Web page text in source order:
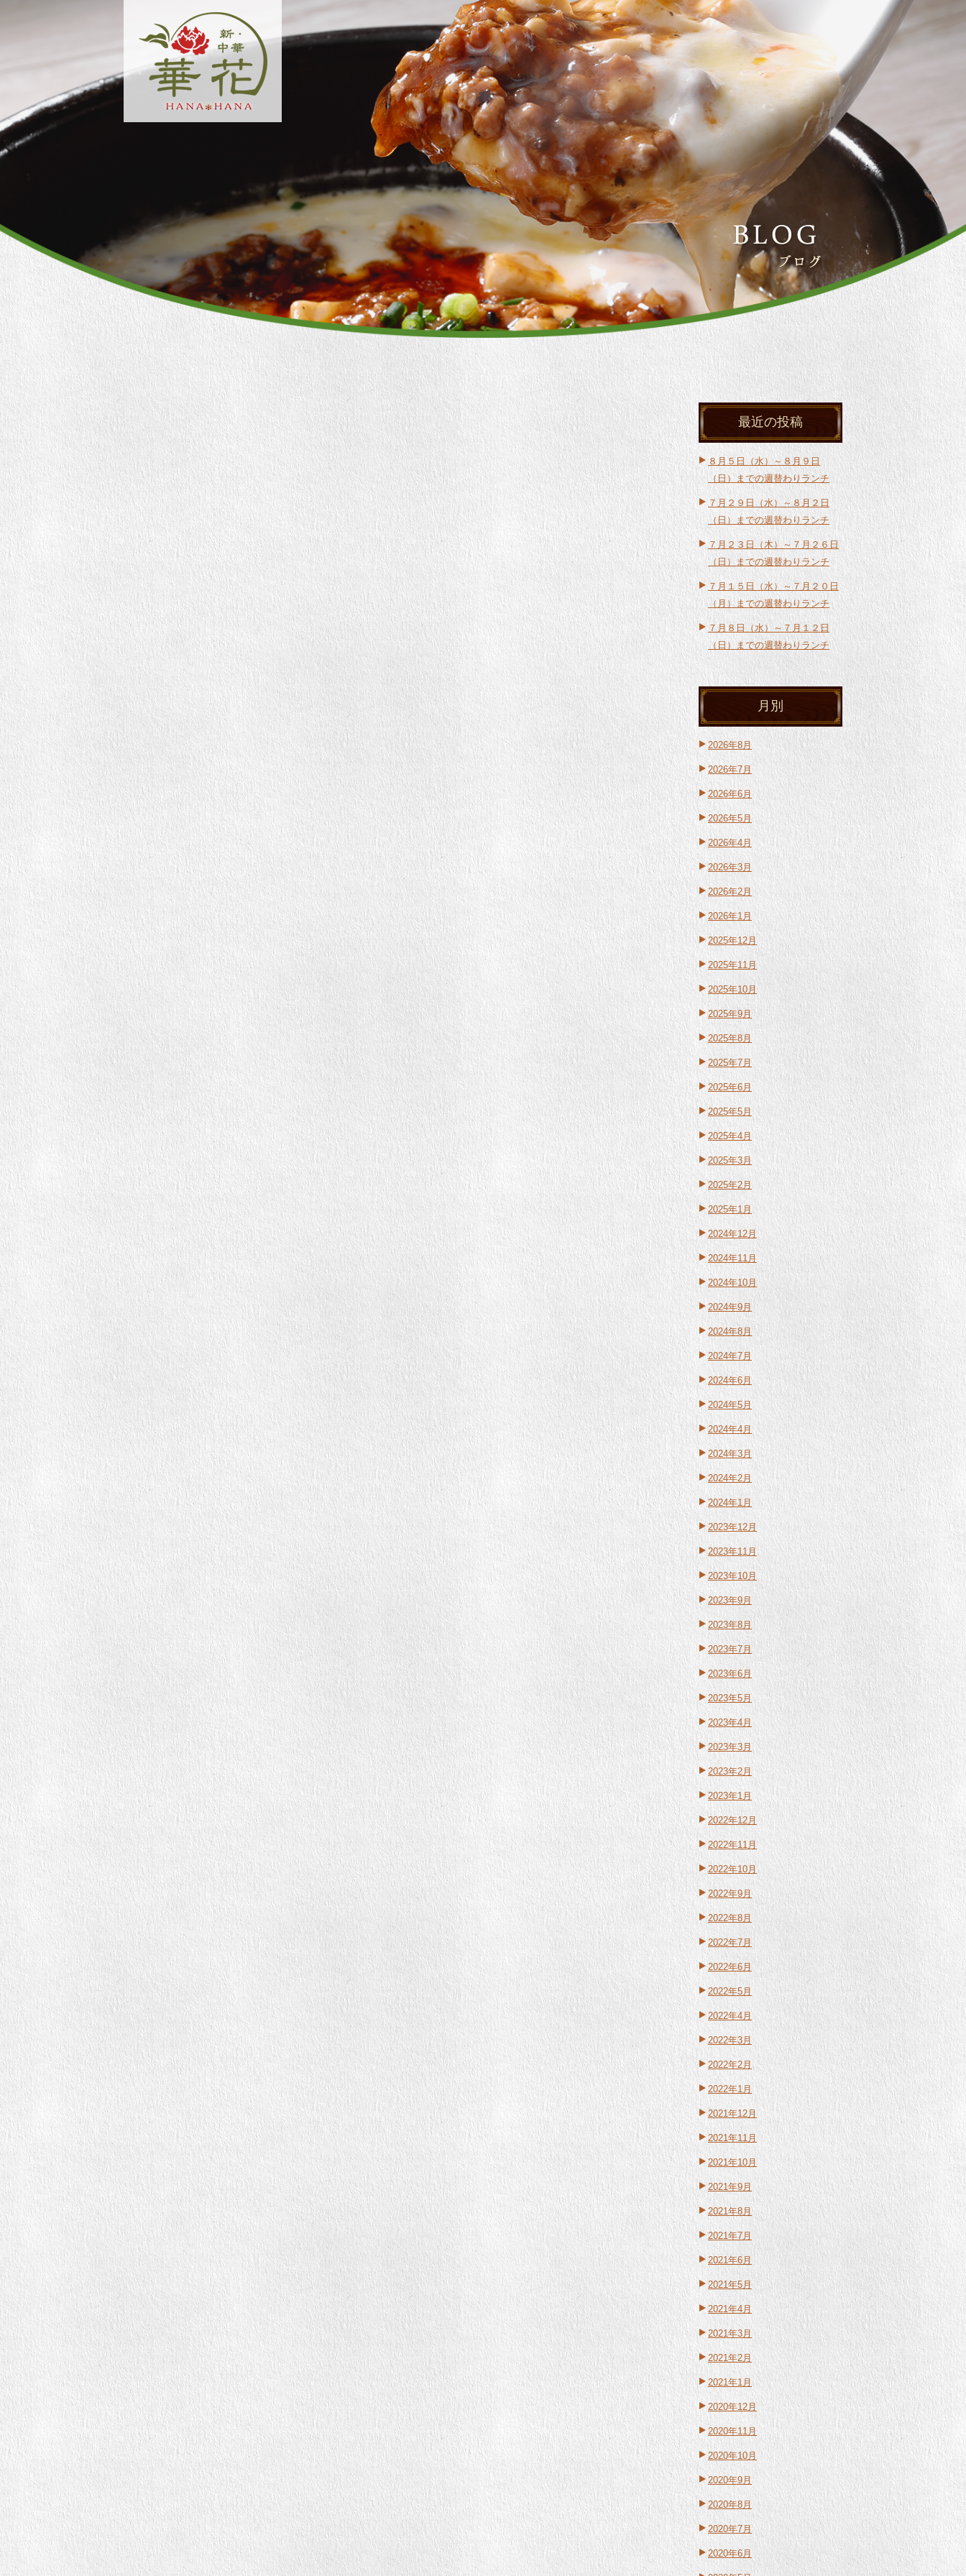
最近の投稿
８月５日（水）～８月９日
（日）までの週替わりランチ
７月２９日（水）～８月２日
（日）までの週替わりランチ
７月２３日（木）～７月２６日
（日）までの週替わりランチ
７月１５日（水）～７月２０日
（月）までの週替わりランチ
７月８日（水）～７月１２日
（日）までの週替わりランチ
月別
2026年8月
2026年7月
2026年6月
2026年5月
2026年4月
2026年3月
2026年2月
2026年1月
2025年12月
2025年11月
2025年10月
2025年9月
2025年8月
2025年7月
2025年6月
2025年5月
2025年4月
2025年3月
2025年2月
2025年1月
2024年12月
2024年11月
2024年10月
2024年9月
2024年8月
2024年7月
2024年6月
2024年5月
2024年4月
2024年3月
2024年2月
2024年1月
2023年12月
2023年11月
2023年10月
2023年9月
2023年8月
2023年7月
2023年6月
2023年5月
2023年4月
2023年3月
2023年2月
2023年1月
2022年12月
2022年11月
2022年10月
2022年9月
2022年8月
2022年7月
2022年6月
2022年5月
2022年4月
2022年3月
2022年2月
2022年1月
2021年12月
2021年11月
2021年10月
2021年9月
2021年8月
2021年7月
2021年6月
2021年5月
2021年4月
2021年3月
2021年2月
2021年1月
2020年12月
2020年11月
2020年10月
2020年9月
2020年8月
2020年7月
2020年6月